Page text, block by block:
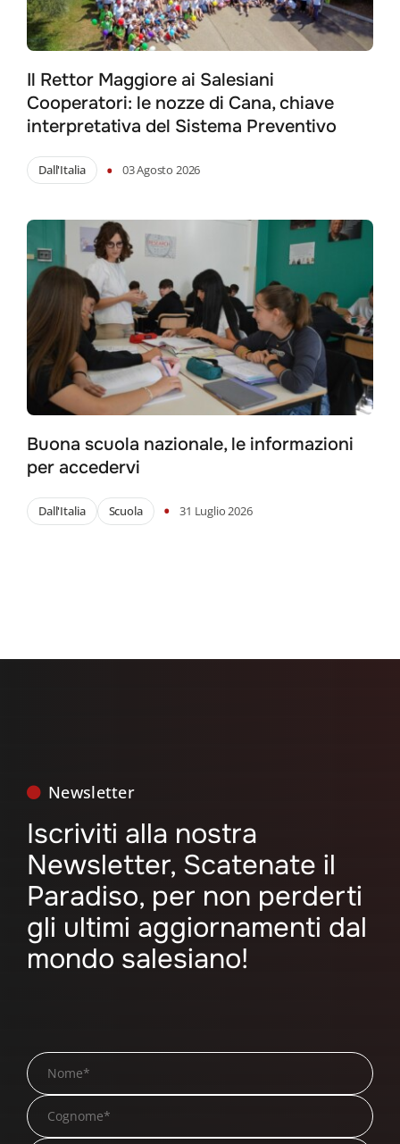
Il Rettor Maggiore ai Salesiani
Cooperatori: le nozze di Cana, chiave
interpretativa del Sistema Preventivo
Dall'Italia • 03 Agosto 2026
Buona scuola nazionale, le informazioni
per accedervi
Dall'Italia Scuola • 31 Luglio 2026
Newsletter
Iscriviti alla nostra
Newsletter, Scatenate il
Paradiso, per non perderti
gli ultimi aggiornamenti dal
mondo salesiano!
for: